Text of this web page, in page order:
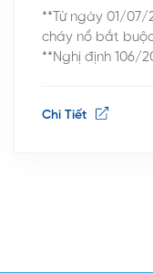
**Từ ngày 01/07/
cháy nổ bắt
**Nghị định 106/
lưu ý để tránh
Chi Tiết